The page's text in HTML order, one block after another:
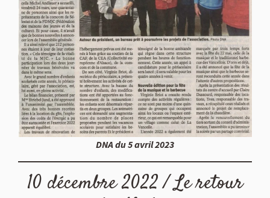
DNA du 5 avril 2023
10 décembre 2022 / Le retour